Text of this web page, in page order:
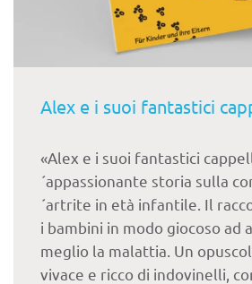
Alex e i suoi fantastici
«Alex e i suoi fantastici
´appassionante storia sulla
´artrite in età infantile. Il
i bambini in modo giocoso ad
meglio la malattia. Un
vivace e ricco di indovinelli,